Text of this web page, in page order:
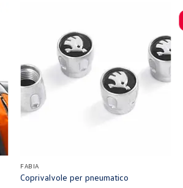
FABIA
Coprivalvole per pneumatico